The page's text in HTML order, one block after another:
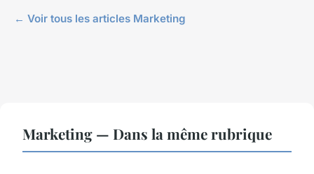
← Voir tous les articles Marketing
Marketing — Dans la même rubrique